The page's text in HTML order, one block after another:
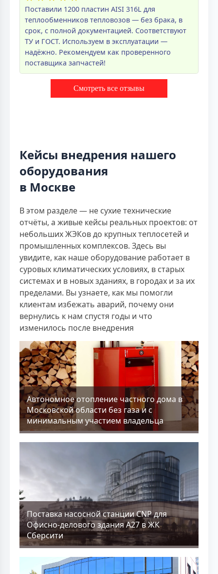
Поставили 1200 пластин AISI 316L для
теплообменников тепловозов — без брака, в
срок, с полной документацией. Соответствуют
ТУ и ГОСТ. Используем в эксплуатации —
надёжно. Рекомендуем как проверенного
поставщика запчастей!
Смотреть все отзывы
Кейсы внедрения нашего
оборудования
в Москве
В этом разделе — не сухие технические
отчёты, а живые кейсы реальных проектов: от
небольших ЖЭКов до крупных теплосетей и
промышленных комплексов. Здесь вы
увидите, как наше оборудование работает в
суровых климатических условиях, в старых
системах и в новых зданиях, в городах и за их
пределами. Вы узнаете, как мы помогли
клиентам избежать аварий, почему они
вернулись к нам спустя годы и что
изменилось после внедрения
Aвтономное отопление частного дома в
Московской области без газа и с
минимальным участием владельца
Поставка насосной станции CNP для
Офисно-делового здания А27 в ЖК
Сберсити